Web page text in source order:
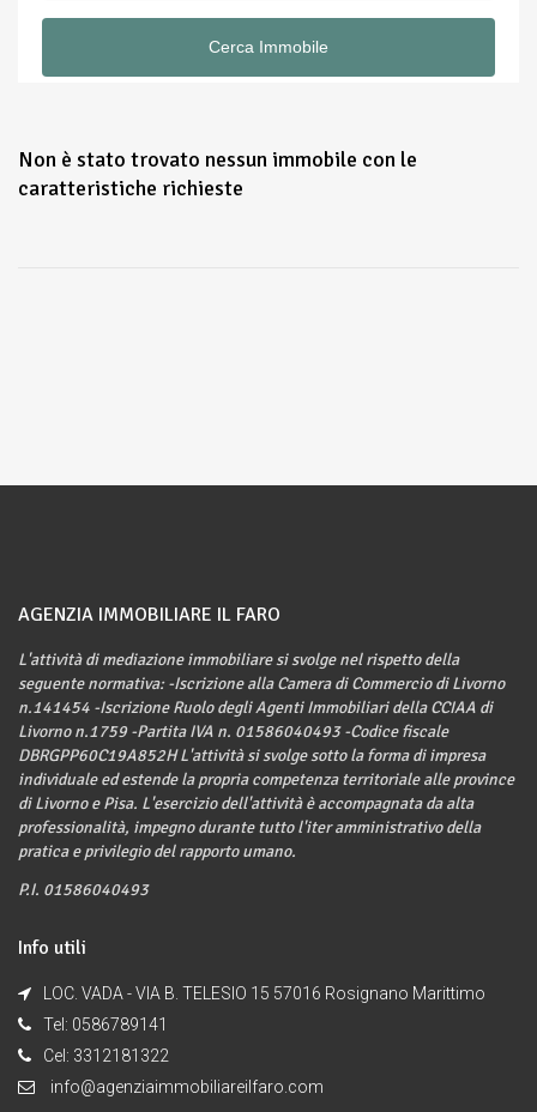
Non è stato trovato nessun immobile con le
caratteristiche richieste
AGENZIA IMMOBILIARE IL FARO
L'attività di mediazione immobiliare si svolge nel rispetto della
seguente normativa: -Iscrizione alla Camera di Commercio di Livorno
n.141454 -Iscrizione Ruolo degli Agenti Immobiliari della CCIAA di
Livorno n.1759 -Partita IVA n. 01586040493 -Codice fiscale
DBRGPP60C19A852H L'attività si svolge sotto la forma di impresa
individuale ed estende la propria competenza territoriale alle province
di Livorno e Pisa. L'esercizio dell'attività è accompagnata da alta
professionalità, impegno durante tutto l'iter amministrativo della
pratica e privilegio del rapporto umano.
P.I. 01586040493
Info utili
LOC. VADA - VIA B. TELESIO 15 57016 Rosignano Marittimo
Tel: 0586789141
Cel: 3312181322
info@agenziaimmobiliareilfaro.com